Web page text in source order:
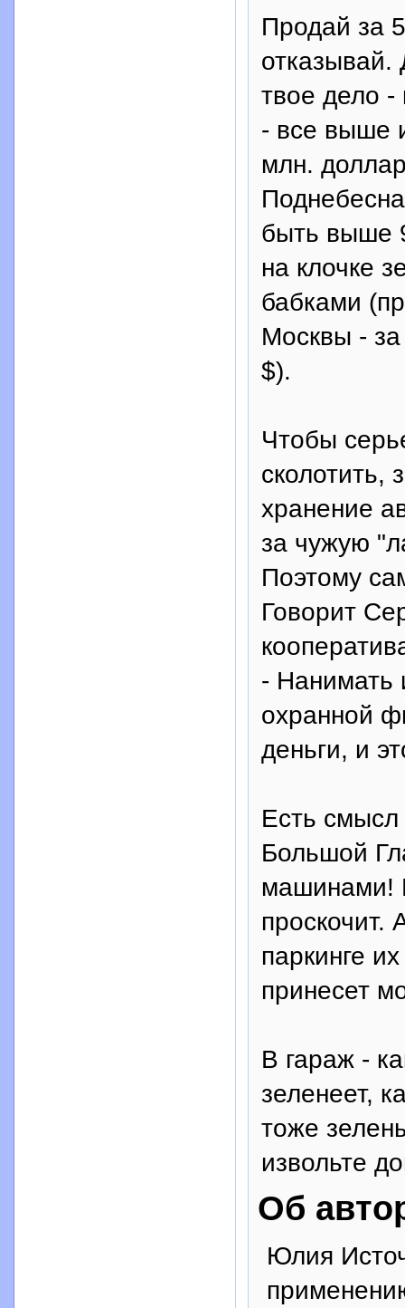
Продай за
отказывай.
твое дело -
- все выше
млн.
быть выше
на клочке
бабками
Москвы -
$).
Чтобы
сколотить,
хранение
за чужую
Поэтому
Говорит
- Нанимать
охранной
деньги, и
Есть
Большой
машинами!
проскочит.
паркинге
принесет
В гараж -
зеленеет,
тоже
извольте
Об
Юлия